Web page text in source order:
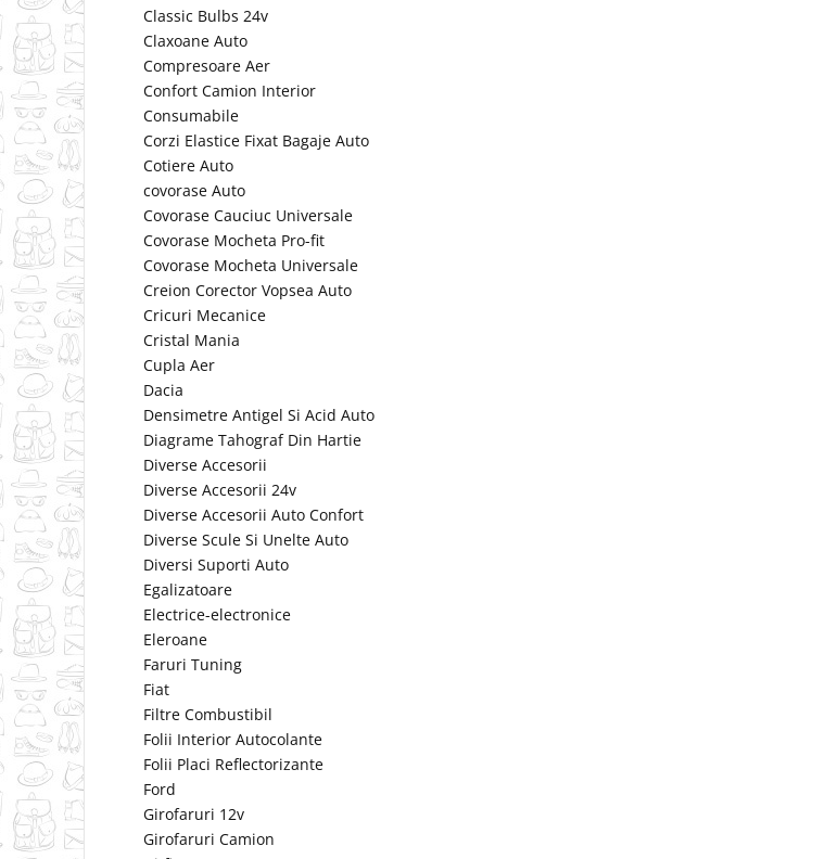
Classic Bulbs 24v
Claxoane Auto
Compresoare Aer
Confort Camion Interior
Consumabile
Corzi Elastice Fixat Bagaje Auto
Cotiere Auto
covorase Auto
Covorase Cauciuc Universale
Covorase Mocheta Pro-fit
Covorase Mocheta Universale
Creion Corector Vopsea Auto
Cricuri Mecanice
Cristal Mania
Cupla Aer
Dacia
Densimetre Antigel Si Acid Auto
Diagrame Tahograf Din Hartie
Diverse Accesorii
Diverse Accesorii 24v
Diverse Accesorii Auto Confort
Diverse Scule Si Unelte Auto
Diversi Suporti Auto
Egalizatoare
Electrice-electronice
Eleroane
Faruri Tuning
Fiat
Filtre Combustibil
Folii Interior Autocolante
Folii Placi Reflectorizante
Ford
Girofaruri 12v
Girofaruri Camion